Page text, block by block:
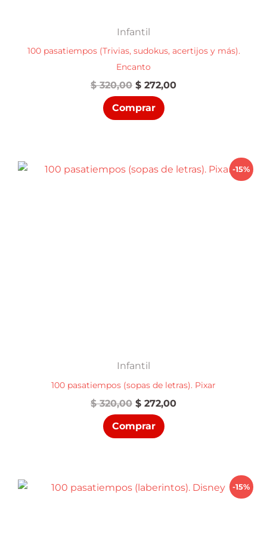
Infantil
100 pasatiempos (Trivias, sudokus, acertijos y más).
Encanto
$320,00 El
precio
original
era:
$ 272,00El
Comprar
-15%
Infantil
100 pasatiempos (sopas de letras). Pixar
$320,00 El
precio
original
era:
$ 272,00El
Comprar
-15%